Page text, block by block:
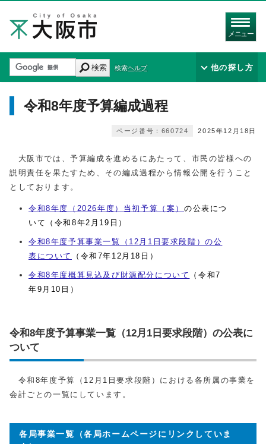
メニュー
検索 検索ヘルプ 他の探し方
令和8年度予算編成過程
2025年12月18日
ページ番号：660724
大阪市では、予算編成を進めるにあたって、市民の皆様への
説明責任を果たすため、その編成過程から情報公開を行うこと
としております。
令和8年度（2026年度）当初予算（案） の公表につ
いて（令和8年2月19 日）
令和8年度予算事業一覧（12月1日要求段階）の公
表について
（令和7年12月18 日）
令和8年度概算見込及び財源配分について
（令和7
年9月10 日）
令和8年度予算事業一覧（12月1日要求段階）の公表に
ついて
令和8年度予算（12月1日要求段階）における各所属の事業を
会計ごとの一覧にしています。
各局事業一覧（各局ホームページにリンクしていま